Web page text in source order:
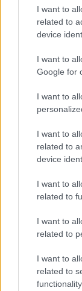
I want to
related to
device
I want to
Google for
I want to
I want to
related to
device
I want to
related to
I want to
related to
I want to
related to
συνύπαρξη. Ο
συνομιλεί
βρισκόταν
κατεύθυνση,
Το
επειδή οι
αναπνοής,
να
βραδιάς.